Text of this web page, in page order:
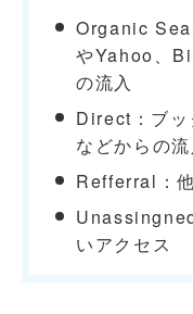
Organic
やYahoo、
の流入
Direct：ブッ
などからの流
Refferral：
いアクセス